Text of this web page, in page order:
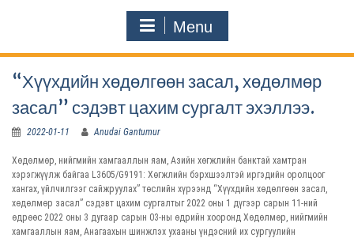
Menu
“Хүүхдийн хөдөлгөөн засал, хөдөлмөр
засал” сэдэвт цахим сургалт эхэллээ.
2022-01-11 Anudai Gantumur
Хөдөлмөр, нийгмийн хамгааллын яам, Азийн хөгжлийн банктай хамтран
хэрэгжүүлж байгаа L3605/G9191: Хөгжлийн бэрхшээлтэй иргэдийн оролцоог
хангах, үйлчилгээг сайжруулах” төслийн хүрээнд “Хүүхдийн хөдөлгөөн засал,
хөдөлмөр засал” сэдэвт цахим сургалтыг 2022 оны 1 дүгээр сарын 11-ний
өдрөөс 2022 оны 3 дугаар сарын 03-ны өдрийн хооронд Хөдөлмөр, нийгмийн
хамгааллын яам, Анагаахын шинжлэх ухааны үндэсний их сургуулийн